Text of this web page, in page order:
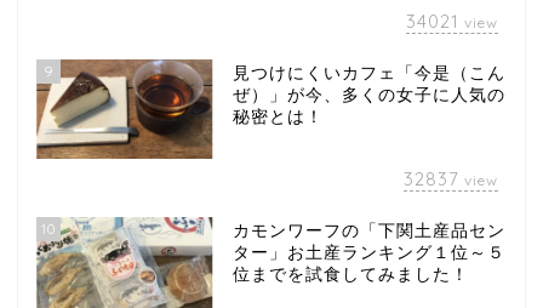
34021 view
9
見つけにくいカフェ「今是（こん
ぜ）」が今、多くの女子に人気の
秘密とは！
32837 view
10
カモンワーフの「下関土産品セン
ター」お土産ランキング１位～５
位までを試食してみました！